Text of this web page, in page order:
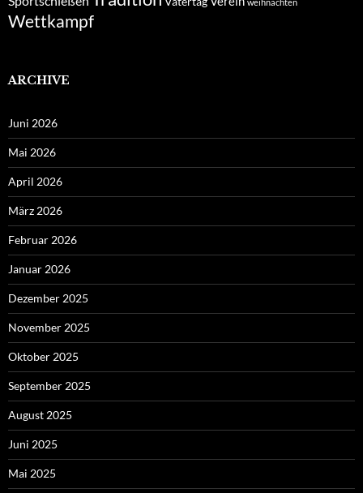
Wettkampf
ARCHIVE
Juni 2026
Mai 2026
April 2026
März 2026
Februar 2026
Januar 2026
Dezember 2025
November 2025
Oktober 2025
September 2025
August 2025
Juni 2025
Mai 2025